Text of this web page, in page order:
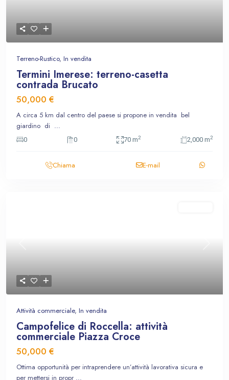
Terreno-Rustico, In vendita
Termini Imerese: terreno-casetta
contrada Brucato
50,000 €
A circa 5 km dal centro del paese si propone in vendita bel
giardino di ...
0 0 70 m2 2,000 m2
Chiama E-mail
Attività commerciale, In vendita
Campofelice di Roccella: attività
commerciale Piazza Croce
50,000 €
Ottima opportunità per intraprendere un’attività lavorativa sicura e
per mettersi in propr ...